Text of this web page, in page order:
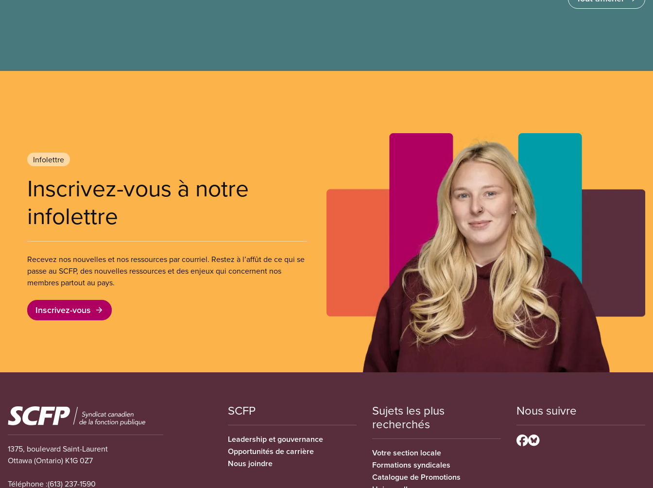
Infolettre
Inscrivez-vous à notre
infolettre
Recevez nos nouvelles et nos ressources par courriel. Restez à l’affût de ce qui se
passe au SCFP, des nouvelles ressources et des enjeux qui concernent nos
membres partout au pays.
Inscrivez-vous
Image
1375, boulevard Saint-Laurent
Ottawa (Ontario) K1G 0Z7
Téléphone :(613) 237-1590
SCFP
Leadership et gouvernance
Opportunités de carrière
Nous joindre
Sujets les plus
recherchés
Votre section locale
Formations syndicales
Catalogue de Promotions
Nous suivre